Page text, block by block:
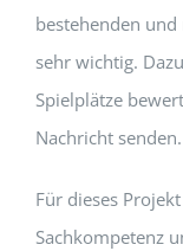
bestehenden
sehr wichtig.
Spielplätze
Nachricht senden.
Für dieses
Sachkompetenz